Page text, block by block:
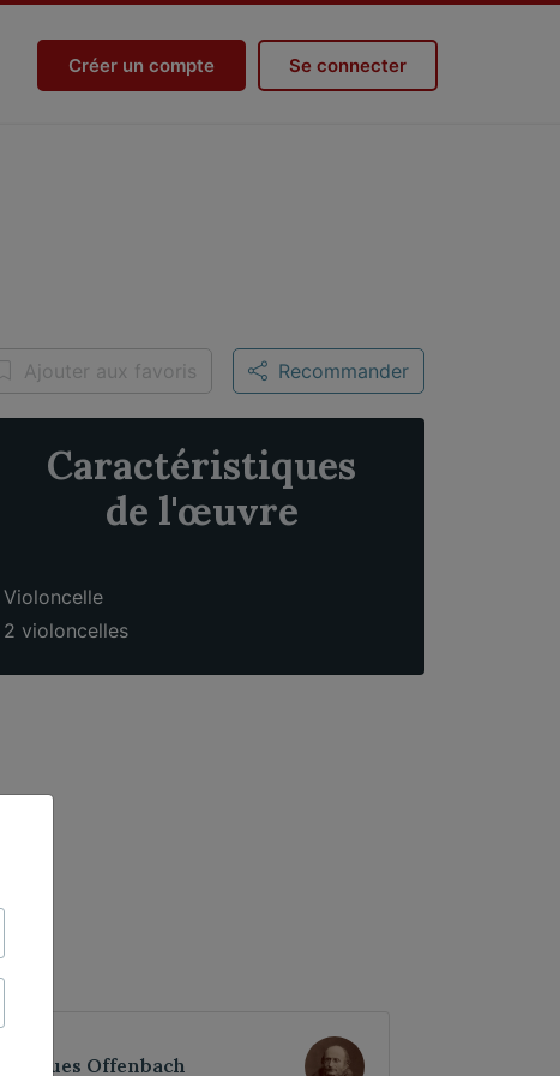
Créer un compte Se connecter
Ajouter aux favoris Recommander
Caractéristiques
de l'œuvre
Violoncelle
2 violoncelles
Jacques Offenbach